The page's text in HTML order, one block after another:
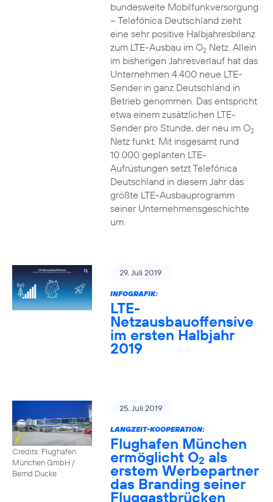
bundesweite Mobilfunkversorgung
– Telefónica Deutschland zieht
eine sehr positive Halbjahresbilanz
zum LTE-Ausbau im O2Netz. Allein
im bisherigen Jahresverlauf hat das
Unternehmen 4.400 neue LTE-
Sender in ganz Deutschland in
Betrieb genommen. Das entspricht
etwa einem zusätzlichen LTE-
Sender pro Stunde, der neu im O2
Netz funkt. Mit insgesamt rund
10.000 geplanten LTE-
Aufrüstungen setzt Telefónica
Deutschland in diesem Jahr das
größte LTE-Ausbauprogramm
seiner Unternehmensgeschichte
um.
29. Juli 2019
INFOGRAFIK:
LTE-
Netzausbauoffensive
im ersten Halbjahr
2019
Credits: Flughafen
München GmbH /
Bernd Ducke
25. Juli 2019
LANGZEIT-KOOPERATION:
Flughafen München
ermöglicht O2 als
erstem Werbepartner
das Branding seiner
Fluggastbrücken